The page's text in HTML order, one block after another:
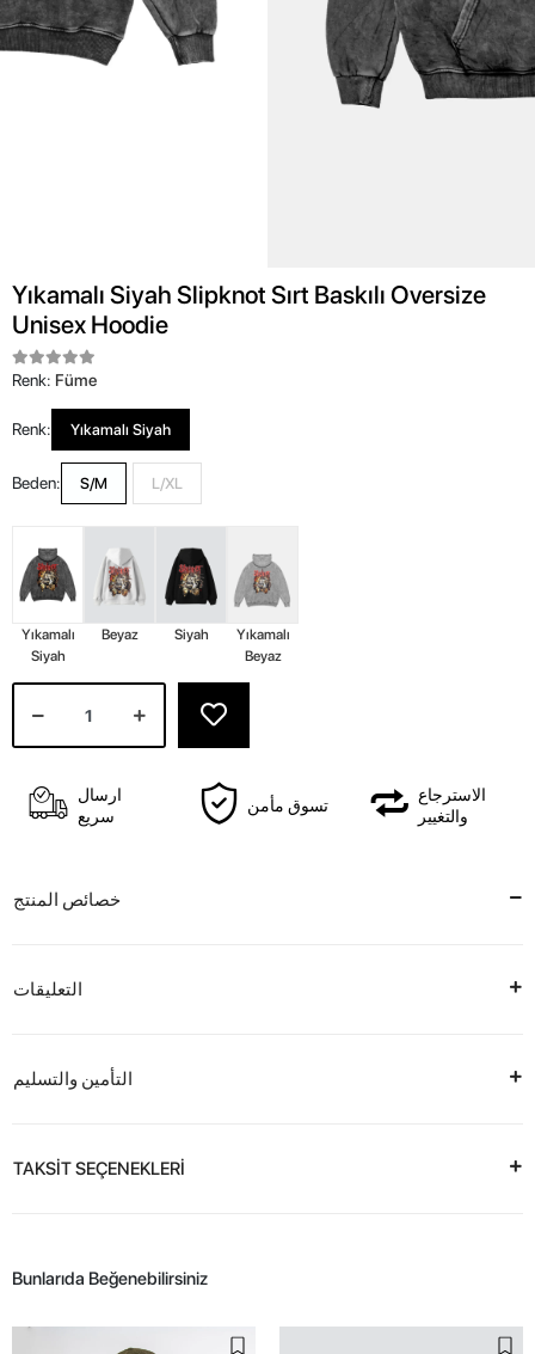
Yıkamalı Siyah Slipknot Sırt Baskılı Oversize
Unisex Hoodie
Renk: Füme
Renk: Yıkamalı Siyah
Beden: S/M L/XL
Yıkamalı
Siyah
Beyaz Siyah
Yıkamalı
Beyaz
ارسال
سريع
تسوق مأمن
الاسترجاع
والتغيير
خصائص المنتج
التعليقات
التأمين والتسليم
TAKSİT SEÇENEKLERİ
Bunlarıda Beğenebilirsiniz